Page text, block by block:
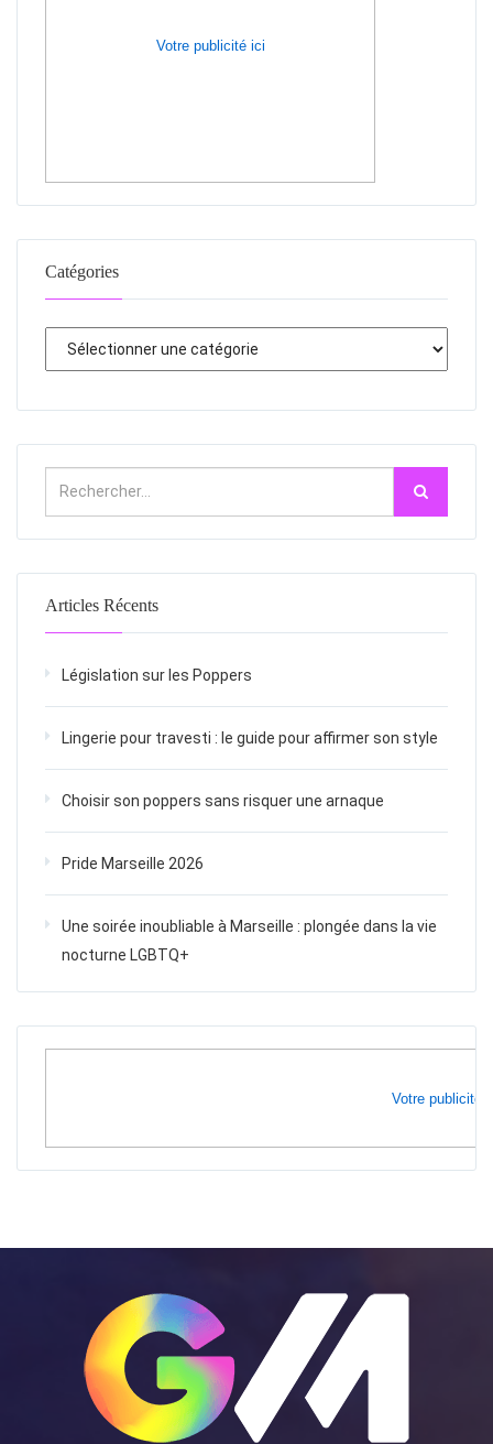
Votre publicité ici
Catégories
Articles Récents
Législation sur les Poppers
Lingerie pour travesti : le guide pour affirmer son style
Choisir son poppers sans risquer une arnaque
Pride Marseille 2026
Une soirée inoubliable à Marseille : plongée dans la vie
nocturne LGBTQ+
Votre publicité